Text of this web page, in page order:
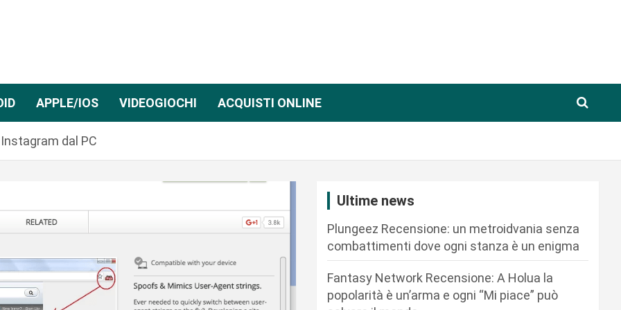
APPLE/IOS VIDEOGIOCHI ACQUISTI ONLINE
dal PC
Ultime news
Plungeez Recensione: un metroidvania senza
combattimenti dove ogni stanza è un enigma
Fantasy Network Recensione: A Holua la
popolarità è un’arma e ogni “Mi piace” può